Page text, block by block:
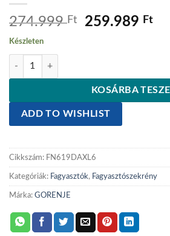
274.999Ft
Original
259.989 Ft
Készleten
Gorenje FN619DAXL fagyasztószekrény
KOSÁRBA
ADD TO WISHLIST
Cikkszám: FN619DAXL6
Kategóriák: Fagyasztók, Fagyasztószekrény
Márka: GORENJE